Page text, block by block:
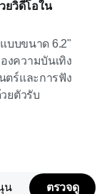
ยวิดีโอใน
บบขนาด 6.2"
งความบันเทิง
ตร์และการฟัง
ยตัวรับ
น ตรวจดู